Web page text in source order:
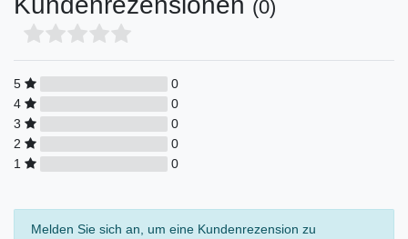
(0)
5
0
4
0
3
0
2
0
1
0
Melden Sie sich an, um eine Kundenrezension zu